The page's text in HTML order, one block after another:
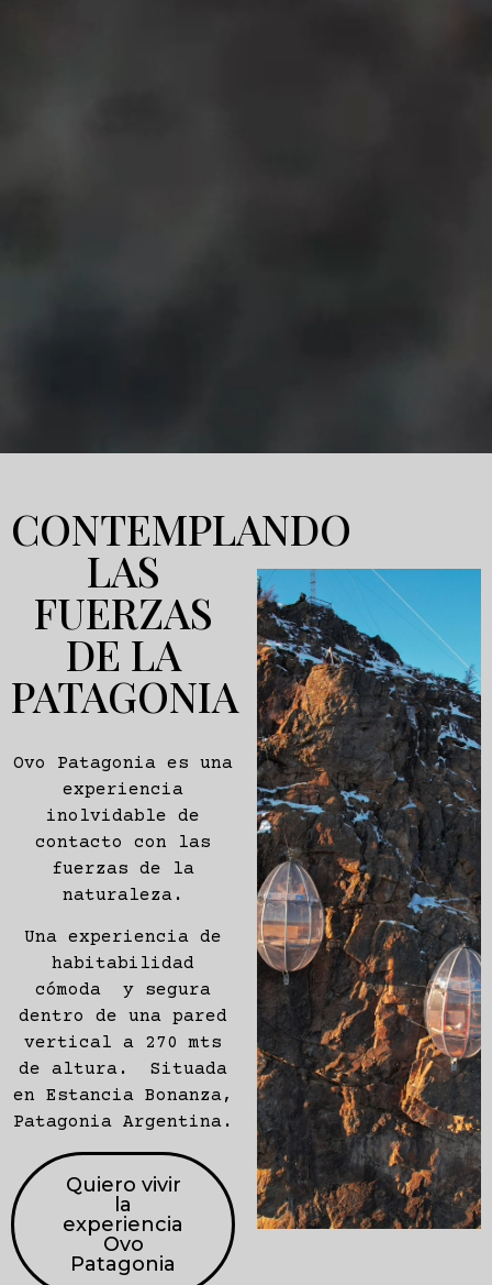
CONTEMPLANDO
LAS
FUERZAS
DE LA
PATAGONIA
Ovo Patagonia es una
experiencia
inolvidable de
contacto con las
fuerzas de la
naturaleza.
Una experiencia de
habitabilidad
cómoda y segura
dentro de una pared
vertical a 270 mts
de altura. Situada
en Estancia Bonanza,
Patagonia Argentina.
Quiero vivir
la
experiencia
Ovo
Patagonia